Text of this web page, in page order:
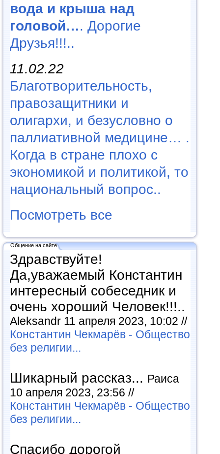
вода и крыша над
головой…. Дорогие
Друзья!!!..
11.02.22
Благотворительность,
правозащитники и
олигархи, и безусловно о
паллиативной медицине… .
Когда в стране плохо с
экономикой и политикой, то
национальный вопрос..
Посмотреть все
Общение на сайте
Здравствуйте!
Да,уважаемый Константин
интересный собеседник и
очень хороший Человек!!!..
Aleksandr 11 апреля 2023, 10:02 //
Константин Чекмарёв - Общество
без религии...
Шикарный рассказ... Раиса
10 апреля 2023, 23:56 //
Константин Чекмарёв - Общество
без религии...
Спасибо дорогой